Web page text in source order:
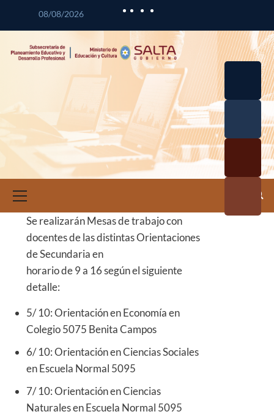
08/08/2026
Se realizarán Mesas de trabajo con
docentes de las distintas Orientaciones
de Secundaria en
horario de 9 a 16 según el siguiente
detalle:
5/ 10: Orientación en Economía en
Colegio 5075 Benita Campos
6/ 10: Orientación en Ciencias Sociales
en Escuela Normal 5095
7/ 10: Orientación en Ciencias
Naturales en Escuela Normal 5095
Curricul
Profesio
a
Investig